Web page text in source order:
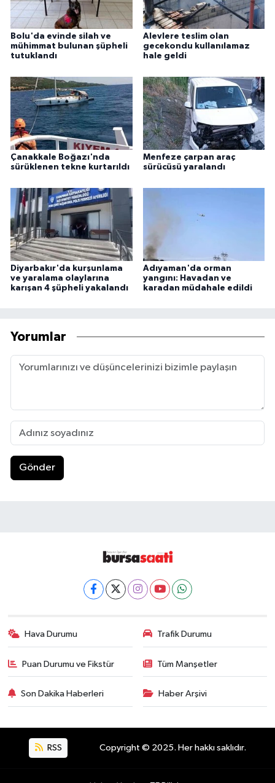
Bolu'da evinde silah ve
mühimmat bulunan şüpheli
tutuklandı
Alevlere teslim olan
gecekondu kullanılamaz
hale geldi
Çanakkale Boğazı'nda
sürüklenen tekne kurtarıldı
Menfeze çarpan araç
sürücüsü yaralandı
Diyarbakır'da kurşunlama
ve yaralama olaylarına
karışan 4 şüpheli yakalandı
Adıyaman'da orman
yangını: Havadan ve
karadan müdahale edildi
Yorumlar
Gönder
Hava Durumu Trafik Durumu
Puan Durumu ve Fikstür Tüm Manşetler
Son Dakika Haberleri Haber Arşivi
RSS Copyright © 2025. Her hakkı saklıdır.